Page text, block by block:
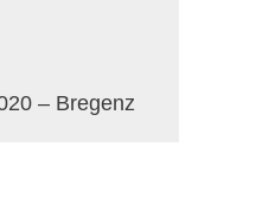
– Bregenz